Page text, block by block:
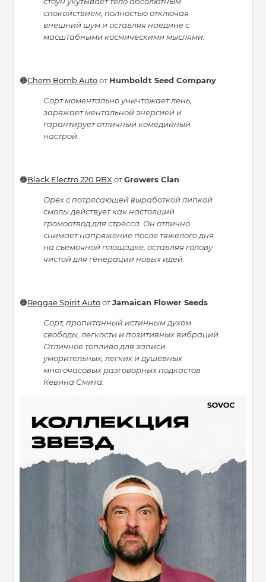
спокойствием, полностью отключая
внешний шум и оставляя наедине с
масштабными космическими мыслями.
🟠Chem Bomb Autoот Humboldt Seed Company
Сорт моментально уничтожает лень,
заряжает ментальной энергией и
гарантирует отличный комедийный
настрой.
🟠Black Electro 220 RBX отGrowers Clan
Орех с потрясающей выработкой липкой
смолы действует как настоящий
громоотвод для стресса. Он отлично
снимает напряжение после тяжелого дня
на съемочной площадке, оставляя голову
чистой для генерации новых идей.
🟠Reggae Spirit AutoотJamaican Flower Seeds
Сорт, пропитанный истинным духом
свободы, легкости и позитивных вибраций.
Отличное топливо для записи
уморительных, легких и душевных
многочасовых разговорных подкастов
Кевина Смита.